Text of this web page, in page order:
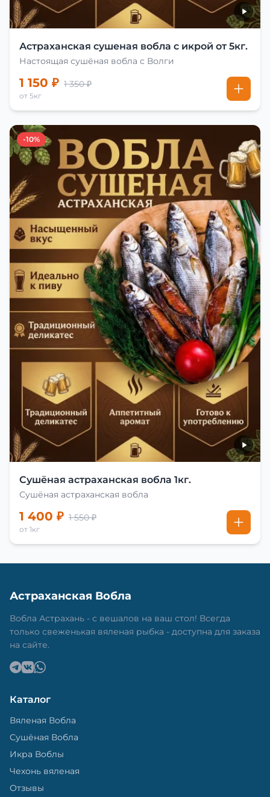
Астраханская сушеная вобла с икрой от 5кг.
Настоящая сушёная вобла с Волги
1 150 ₽ 1 350 ₽
от 5кг
-10%
Сушёная астраханская вобла 1кг.
Сушёная астраханская вобла
1 400 ₽ 1 550 ₽
от 1кг
Астраханская Вобла
Вобла Астрахань - с вешалов на ваш стол! Всегда
только свеженькая вяленая рыбка - доступна для заказа
на сайте.
Каталог
Вяленая Вобла
Сушёная Вобла
Икра Воблы
Чехонь вяленая
Отзывы